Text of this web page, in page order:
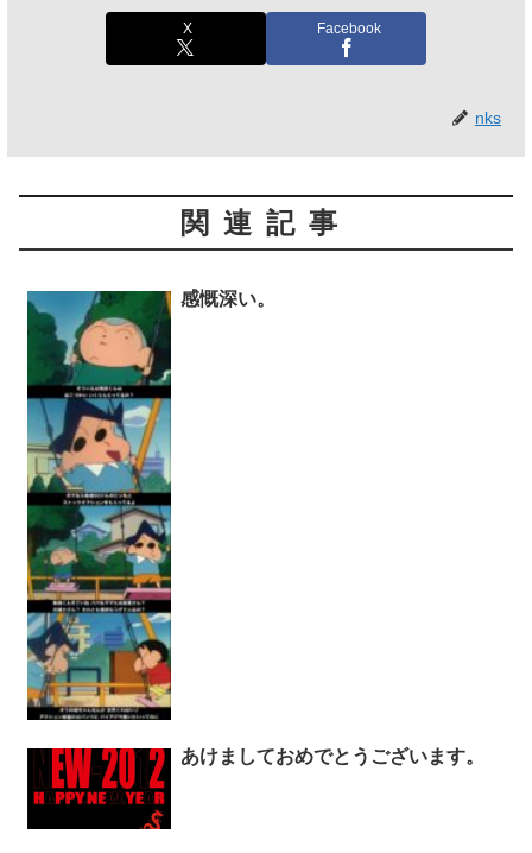
X Facebook
nks
関連記事
感慨深い。
あけましておめでとうございます。